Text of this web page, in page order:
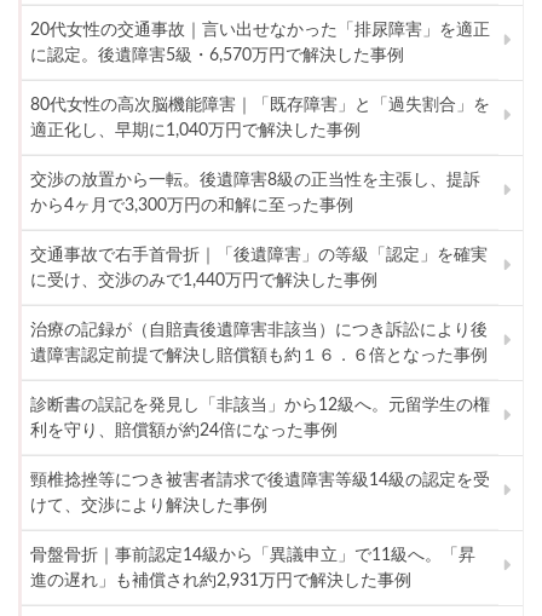
20代女性の交通事故｜言い出せなかった「排尿障害」を適正
に認定。後遺障害5級・6,570万円で解決した事例
80代女性の高次脳機能障害｜「既存障害」と「過失割合」を
適正化し、早期に1,040万円で解決した事例
交渉の放置から一転。後遺障害8級の正当性を主張し、提訴
から4ヶ月で3,300万円の和解に至った事例
交通事故で右手首骨折｜「後遺障害」の等級「認定」を確実
に受け、交渉のみで1,440万円で解決した事例
治療の記録が（自賠責後遺障害非該当）につき訴訟により後
遺障害認定前提で解決し賠償額も約１６．６倍となった事例
診断書の誤記を発見し「非該当」から12級へ。元留学生の権
利を守り、賠償額が約24倍になった事例
頸椎捻挫等につき被害者請求で後遺障害等級14級の認定を受
けて、交渉により解決した事例
骨盤骨折｜事前認定14級から「異議申立」で11級へ。「昇
進の遅れ」も補償され約2,931万円で解決した事例